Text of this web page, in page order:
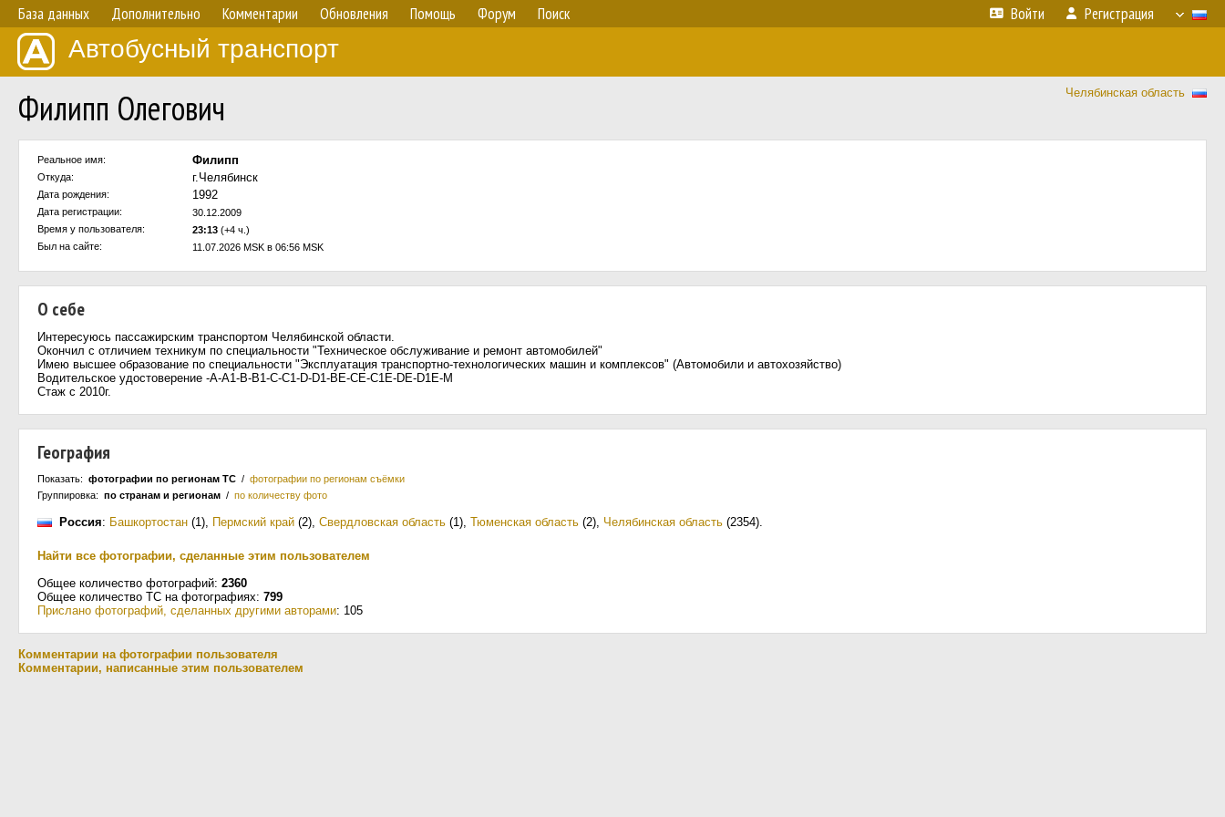
База данных Дополнительно Комментарии Обновления Помощь Форум Поиск Войти Регистрация
Автобусный транспорт
Челябинская область
Филипп Олегович
Реальное имя: Филипп
Откуда: г.Челябинск
Дата рождения: 1992
Дата регистрации:
30.12.2009
Время у пользователя:
23:13 (+4 ч.)
Был на сайте:
11.07.2026 MSK в 06:56 MSK
О себе
Интересуюсь пассажирским транспортом Челябинской области.
Окончил с отличием техникум по специальности "Техническое обслуживание и ремонт автомобилей"
Имею высшее образование по специальности "Эксплуатация транспортно-технологических машин и комплексов" (Автомобили и автохозяйство)
Водительское удостоверение -А-А1-В-В1-С-С1-D-D1-ВЕ-СЕ-C1E-DE-D1E-М
Стаж с 2010г.
География
Показать: фотографии по регионам ТС / фотографии по регионам съёмки
Группировка: по странам и регионам / по количеству фото
Россия: Башкортостан (1), Пермский край (2), Свердловская область (1), Тюменская область (2), Челябинская область (2354).
Найти все фотографии, сделанные этим пользователем
Общее количество фотографий: 2360
Общее количество ТС на фотографиях: 799
Прислано фотографий, сделанных другими авторами: 105
Комментарии на фотографии пользователя
Комментарии, написанные этим пользователем